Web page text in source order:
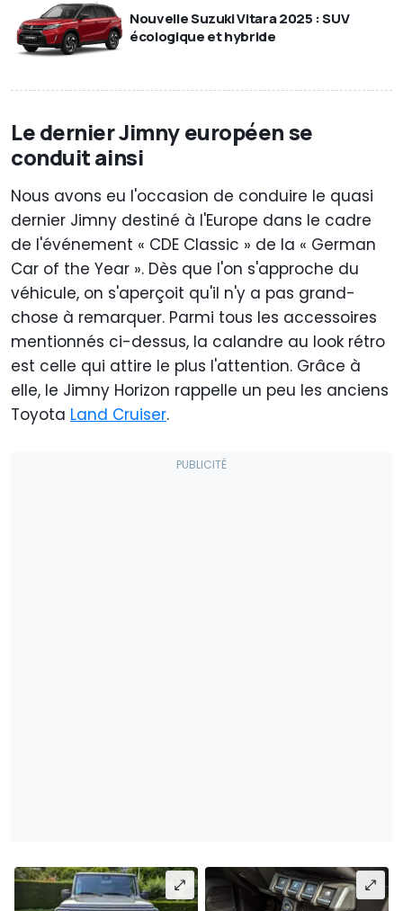
Nouvelle Suzuki Vitara 2025 : SUV
écologique et hybride
Le dernier Jimny européen se
conduit ainsi
Nous avons eu l'occasion de conduire le quasi
dernier Jimny destiné à l'Europe dans le cadre
de l'événement « CDE Classic » de la « German
Car of the Year ». Dès que l'on s'approche du
véhicule, on s'aperçoit qu'il n'y a pas grand-
chose à remarquer. Parmi tous les accessoires
mentionnés ci-dessus, la calandre au look rétro
est celle qui attire le plus l'attention. Grâce à
elle, le Jimny Horizon rappelle un peu les anciens
Toyota Land Cruiser.